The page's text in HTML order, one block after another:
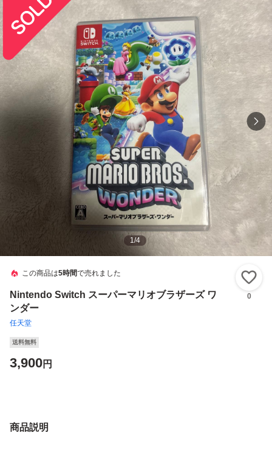
1/4
この商品は5時間で売れました
Nintendo Switch スーパーマリオブラザーズ ワ
ンダー
任天堂
0
送料無料
3,900円
商品説明